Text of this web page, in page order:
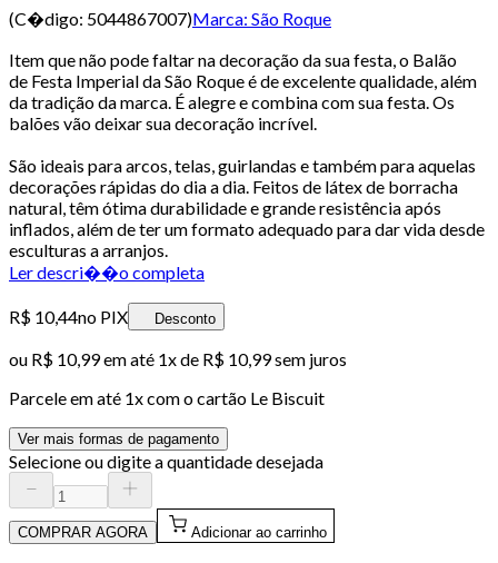
(C�digo: 5044867007)Marca: São Roque
Item que não pode faltar na decoração da sua festa, o Balão
de Festa Imperial da São Roque é de excelente qualidade, além
da tradição da marca. É alegre e combina com sua festa. Os
balões vão deixar sua decoração incrível.
São ideais para arcos, telas, guirlandas e também para aquelas
decorações rápidas do dia a dia. Feitos de látex de borracha
natural, têm ótima durabilidade e grande resistência após
inflados, além de ter um formato adequado para dar vida desde
esculturas a arranjos.
Ler descri��o completa
R$ 10,44no PIX Desconto
ou R$ 10,99em até 1x de R$ 10,99sem juros
Parcele em até 1x com o cartão Le Biscuit
Ver mais formas de pagamento
Selecione ou digite a quantidade desejada
COMPRAR AGORA Adicionar ao carrinho